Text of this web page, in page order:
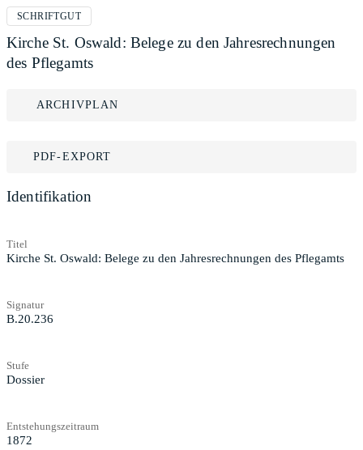
SCHRIFTGUT
Kirche St. Oswald: Belege zu den Jahresrechnungen
des Pflegamts
ARCHIVPLAN
PDF-EXPORT
Identifikation
Titel
Kirche St. Oswald: Belege zu den Jahresrechnungen des Pflegamts
Signatur
B.20.236
Stufe
Dossier
Entstehungszeitraum
1872